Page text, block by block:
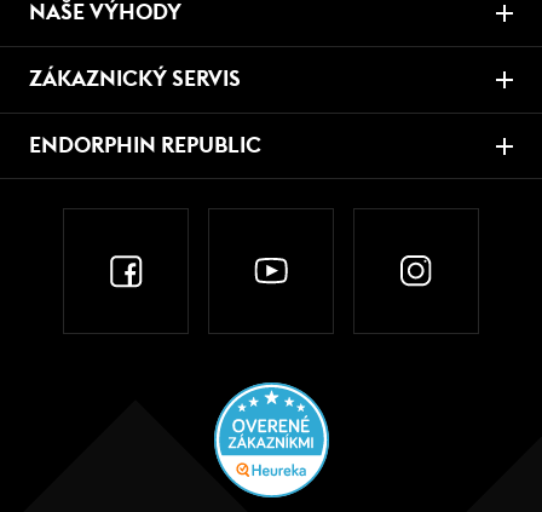
NAŠE VÝHODY
ZÁKAZNICKÝ SERVIS
ENDORPHIN REPUBLIC